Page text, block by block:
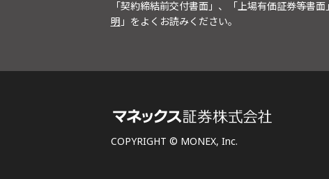
「契約締結前交付書面」、「上場有価証券等書
明 」をよくお読みください。
COPYRIGHT © MONEX, Inc.